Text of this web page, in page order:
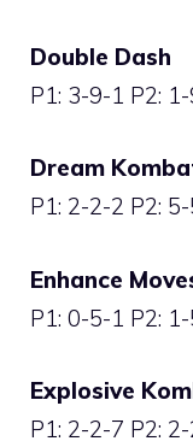
Double Dash
P1: 3-9-1 P2:
Dream
P1: 2-2-2 P2:
Enhance
P1: 0-5-1 P2:
Explosive
P1: 2-2-7 P2: